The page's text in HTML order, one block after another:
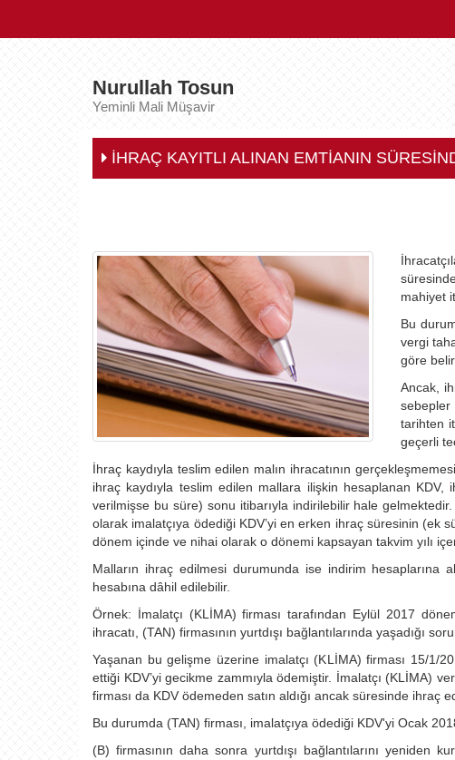
Nurullah Tosun
Yeminli Mali Müşavir
İHRAÇ KAYITLI ALINAN EMTİANIN
mahiyet
Bu
vergi
göre
Ancak,
tarihten
geçerli
İhraç kaydıyla teslim edilen malın ihracatının
ihraç kaydıyla teslim edilen mallara ilişkin hesaplanan KDV,
verilmişse bu süre) sonu itibarıyla indirilebilir hale
olarak imalatçıya ödediği KDV’yi en erken ihraç süresinin
dönem içinde ve nihai olarak o dönemi kapsayan takvim yılı
Malların ihraç edilmesi durumunda ise indirim hesaplarına
hesabına dâhil edilebilir.
Örnek: İmalatçı (KLİMA) firması tarafından Eylül 2017
ihracatı, (TAN) firmasının yurtdışı bağlantılarında yaşadığı
Yaşanan bu gelişme üzerine imalatçı (KLİMA) firması 15/1/
ettiği KDV’yi gecikme zammıyla ödemiştir. İmalatçı (KLİMA)
firması da KDV ödemeden satın aldığı ancak süresinde ihraç
Bu durumda (TAN) firması, imalatçıya ödediği KDV'yi Ocak
(B) firmasının daha sonra yurtdışı bağlantılarını yeniden